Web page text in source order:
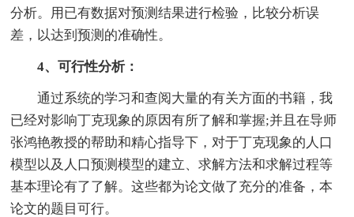
分析。用已有数据对预测结果进行检验，比较分析误
差，以达到预测的准确性。
4、可行性分析：
通过系统的学习和查阅大量的有关方面的书籍，我
已经对影响丁克现象的原因有所了解和掌握;并且在导师
张鸿艳教授的帮助和精心指导下，对于丁克现象的人口
模型以及人口预测模型的建立、求解方法和求解过程等
基本理论有了了解。这些都为论文做了充分的准备，本
论文的题目可行。